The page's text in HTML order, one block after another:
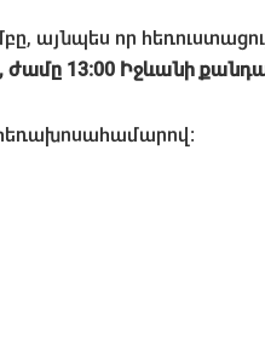
այնպես որ
ժամը 13։00 Իջևանի